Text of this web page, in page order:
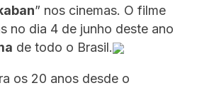
” nos cinemas. O filme
no dia 4 de junho deste ano
de todo o Brasil.
os 20 anos desde o